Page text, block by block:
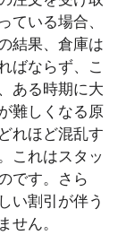
ている場合、
結果、倉庫は
ばならず、こ
ある時期に大
難しくなる原
れほど混乱す
これはスタッ
です。さら
い割引が伴う
ん。